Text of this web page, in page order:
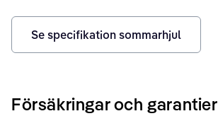
Se specifikation sommarhjul
Försäkringar och garantier